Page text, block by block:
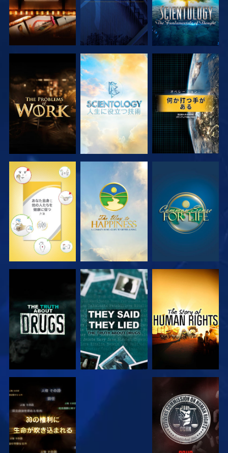
シリーズを探求 シリーズを探求 観る
観る 観る 観る
観る 観る
観る